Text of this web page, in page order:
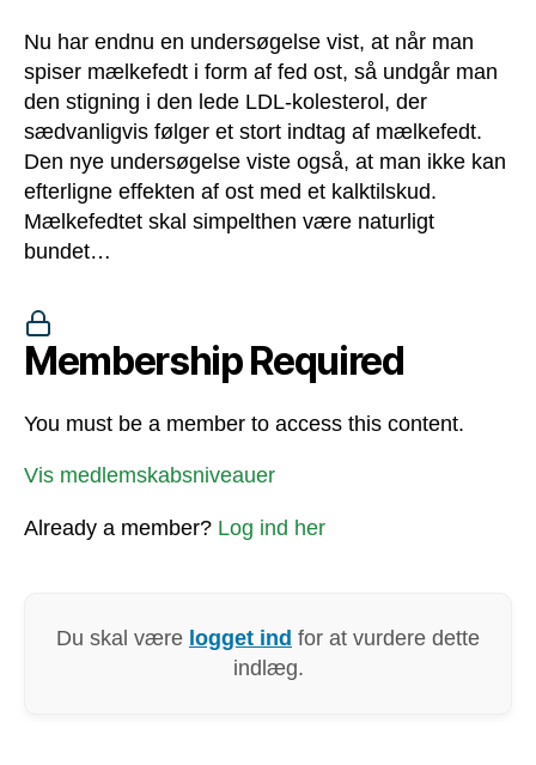
Nu har endnu en undersøgelse vist, at når man
spiser mælkefedt i form af fed ost, så undgår man
den stigning i den lede LDL-kolesterol, der
sædvanligvis følger et stort indtag af mælkefedt.
Den nye undersøgelse viste også, at man ikke kan
efterligne effekten af ost med et kalktilskud.
Mælkefedtet skal simpelthen være naturligt
bundet…
Membership Required
You must be a member to access this content.
Vis medlemskabsniveauer
Already a member? Log ind her
Du skal være logget ind for at vurdere dette
indlæg.